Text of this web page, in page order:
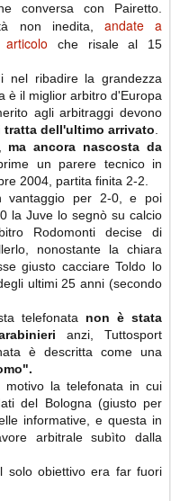
conversa con Pairetto.
non inedita, andate a
che risale al 15
nel ribadire la grandezza
è il miglior arbitro d'Europa
agli arbitraggi devono
tratta dell'ultimo arrivato
ma ancora nascosta da
un parere tecnico in
2004, partita finita 2-2.
vantaggio per 2-0, e poi
la Juve lo segnò su calcio
Rodomonti decise di
nonostante la chiara
giusto cacciare Toldo lo
ultimi 25 anni (secondo
telefonata non è stata
anzi, Tuttosport
è descritta come una
la telefonata in cui
del Bologna (giusto per
informative, e questa in
arbitrale subìto dalla
solo obiettivo era far fuori